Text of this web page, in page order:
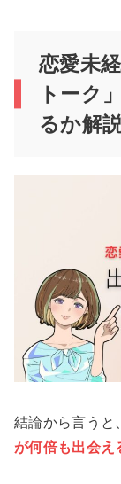
恋愛未
トーク
るか解
結論から言うと
が何倍も出会え